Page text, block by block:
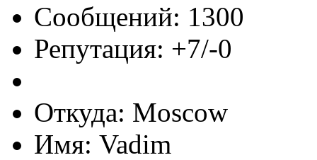
Сообщений: 1300
Репутация: +7/-0
Откуда: Moscow
Имя: Vadim